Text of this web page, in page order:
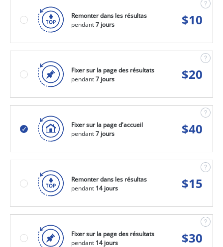
Remonter dans les résultas
pendant7 jours $10
Fixer sur la page des résultats
pendant7 jours $20
Fixer sur la page d'accueil
pendant7 jours $40
Remonter dans les résultas
pendant 14 jours $15
Fixer sur la page des résultats
pendant 14 jours $30